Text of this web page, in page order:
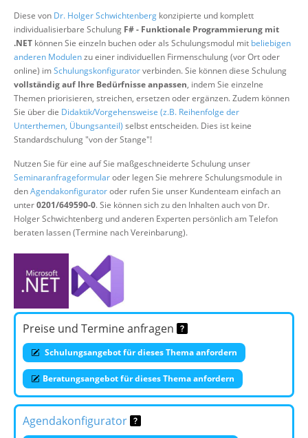
Suche
Diese von Dr. Holger Schwichtenberg konzipierte und komplett
individualisierbare Schulung F# - Funktionale Programmierung mit
.NET können Sie einzeln buchen oder als Schulungsmodul mit beliebigen
anderen Modulenzu einer individuellen Firmenschulung (vor Ort oder
online) imSchulungskonfiguratorverbinden. Sie können diese Schulung
vollständig auf Ihre Bedürfnisse anpassen, indem Sie einzelne
Themen priorisieren, streichen, ersetzen oder ergänzen. Zudem können
Sie über die Didaktik/Vorgehensweise (z.B. Reihenfolge der
Unterthemen, Übungsanteil) selbst entscheiden. Dies ist keine
Standardschulung "von der Stange"!
Nutzen Sie für eine auf Sie maßgeschneiderte Schulung unser
Seminaranfrageformularoder legen Sie mehrere Schulungsmodule in
denAgendakonfiguratoroder rufen Sie unser Kundenteam einfach an
unter0201/649590-0. Sie können sich zu den Inhalten auch von Dr.
Holger Schwichtenberg und anderen Experten persönlich am Telefon
beraten lassen (Termine nach Vereinbarung).
Preise und Termine anfragen
Schulungsangebot für dieses Thema anfordern
Beratungsangebot für dieses Thema anfordern
Agendakonfigurator